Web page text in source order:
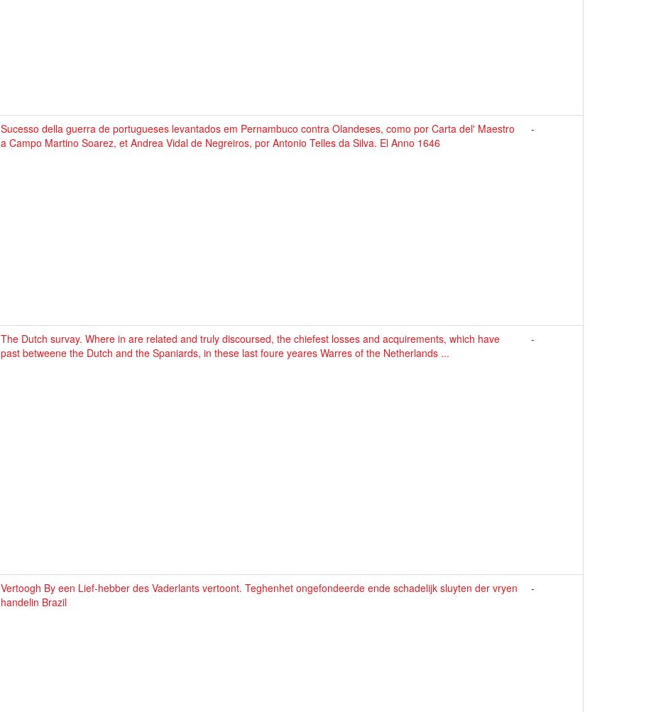
Sucesso della guerra de portugueses levantados em Pernambuco contra Olandeses, como por Carta del' Maestro
a Campo Martino Soarez, et Andrea Vidal de Negreiros, por Antonio Telles da Silva. El Anno 1646
-
The Dutch survay. Where in are related and truly discoursed, the chiefest losses and acquirements, which have
past betweene the Dutch and the Spaniards, in these last foure yeares Warres of the Netherlands ...
-
Vertoogh By een Lief-hebber des Vaderlants vertoont. Teghenhet ongefondeerde ende schadelijk sluyten der vryen
handelin Brazil
-